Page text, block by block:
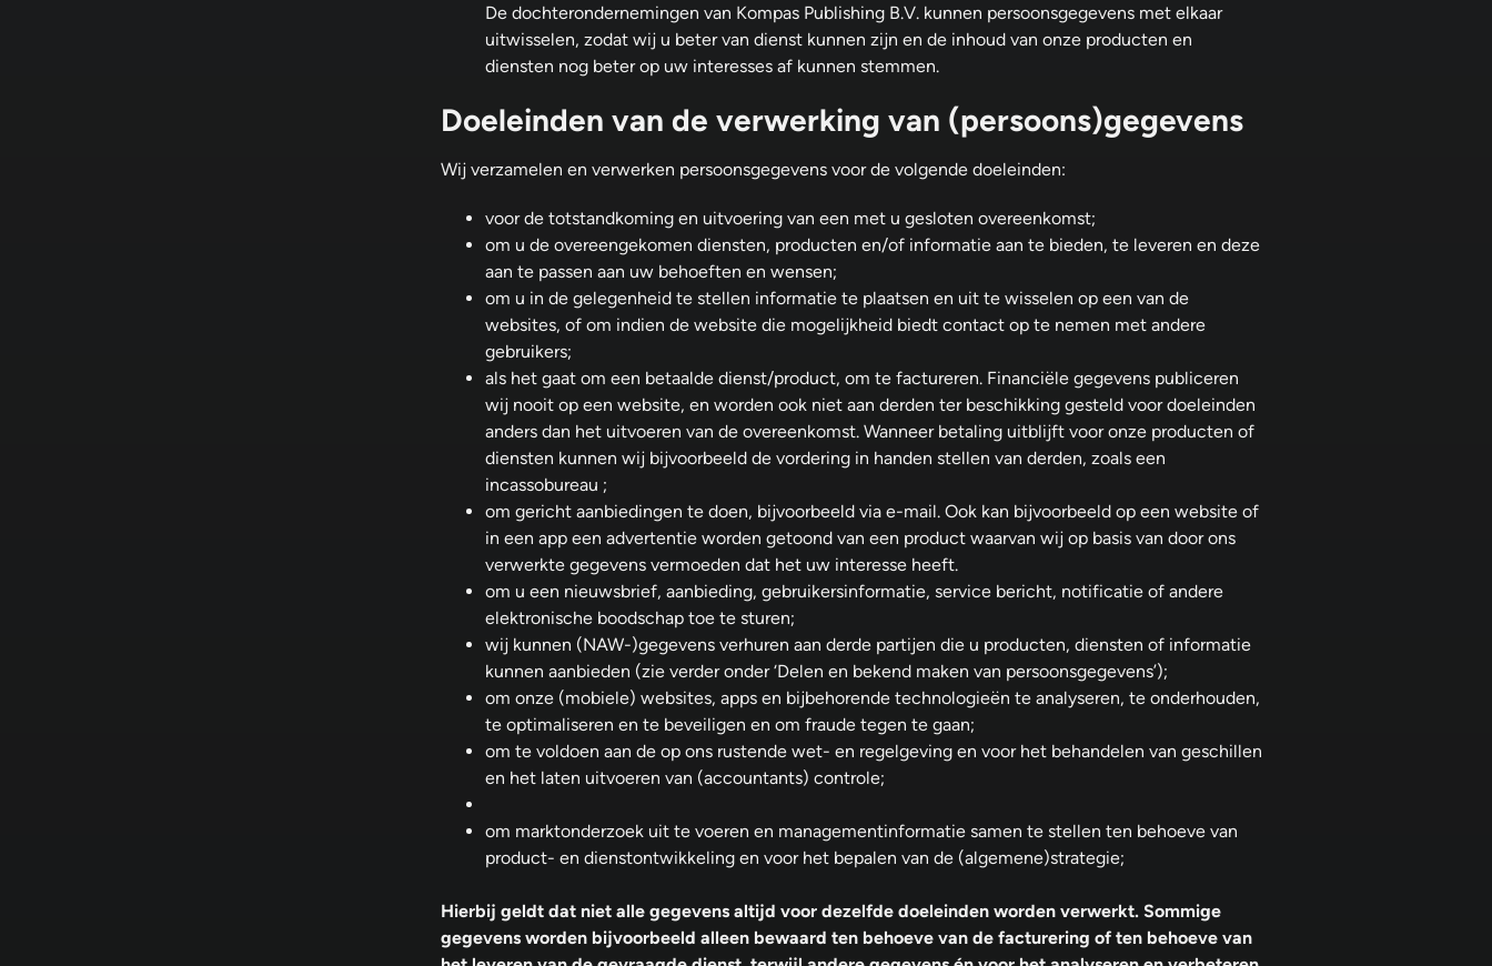
De dochterondernemingen van Kompas Publishing B.V. kunnen persoonsgegevens met elkaar
uitwisselen, zodat wij u beter van dienst kunnen zijn en de inhoud van onze producten en
diensten nog beter op uw interesses af kunnen stemmen.
Doeleinden van de verwerking van (persoons)gegevens
Wij verzamelen en verwerken persoonsgegevens voor de volgende doeleinden:
voor de totstandkoming en uitvoering van een met u gesloten overeenkomst;
om u de overeengekomen diensten, producten en/of informatie aan te bieden, te leveren en deze
aan te passen aan uw behoeften en wensen;
om u in de gelegenheid te stellen informatie te plaatsen en uit te wisselen op een van de
websites, of om indien de website die mogelijkheid biedt contact op te nemen met andere
gebruikers;
als het gaat om een betaalde dienst/product, om te factureren. Financiële gegevens publiceren
wij nooit op een website, en worden ook niet aan derden ter beschikking gesteld voor doeleinden
anders dan het uitvoeren van de overeenkomst. Wanneer betaling uitblijft voor onze producten of
diensten kunnen wij bijvoorbeeld de vordering in handen stellen van derden, zoals een
incassobureau ;
om gericht aanbiedingen te doen, bijvoorbeeld via e-mail. Ook kan bijvoorbeeld op een website of
in een app een advertentie worden getoond van een product waarvan wij op basis van door ons
verwerkte gegevens vermoeden dat het uw interesse heeft.
om u een nieuwsbrief, aanbieding, gebruikersinformatie, service bericht, notificatie of andere
elektronische boodschap toe te sturen;
wij kunnen (NAW-)gegevens verhuren aan derde partijen die u producten, diensten of informatie
kunnen aanbieden (zie verder onder ‘Delen en bekend maken van persoonsgegevens’);
om onze (mobiele) websites, apps en bijbehorende technologieën te analyseren, te onderhouden,
te optimaliseren en te beveiligen en om fraude tegen te gaan;
om te voldoen aan de op ons rustende wet- en regelgeving en voor het behandelen van geschillen
en het laten uitvoeren van (accountants) controle;
om marktonderzoek uit te voeren en managementinformatie samen te stellen ten behoeve van
product- en dienstontwikkeling en voor het bepalen van de (algemene)strategie;
Hierbij geldt dat niet alle gegevens altijd voor dezelfde doeleinden worden verwerkt. Sommige
gegevens worden bijvoorbeeld alleen bewaard ten behoeve van de facturering of ten behoeve van